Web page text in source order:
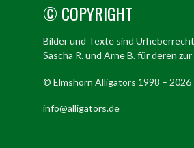
© COPYRIGHT
Bilder und Texte sind
Sascha R. und Arne B. für deren
© Elmshorn Alligators 1998 – 2026
info@alligators.de